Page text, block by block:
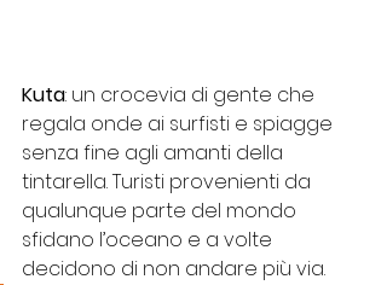
Kuta: un crocevia di gente che
regala onde ai surfisti e spiagge
senza fine agli amanti della
tintarella. Turisti provenienti da
qualunque parte del mondo
sfidano l’oceano e a volte
decidono di non andare più via.